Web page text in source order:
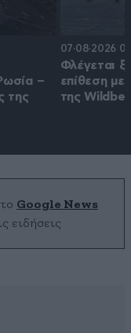
–
της
07·08·2026
Φλέγεται
επίθεση
της
Google News
ειδήσεις